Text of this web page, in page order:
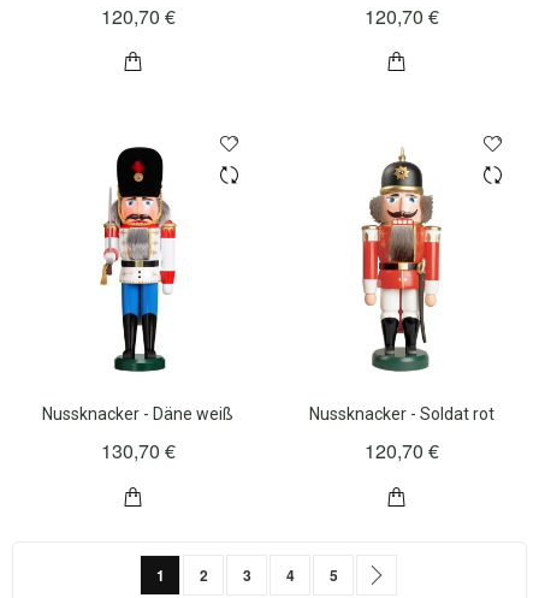
120,70 € 120,70 €
Nussknacker - Däne weiß
130,70 €
Nussknacker - Soldat rot
120,70 €
Sie lesen gerade Seite
1 Seite
2 Seite
3 Seite
4 Seite
5